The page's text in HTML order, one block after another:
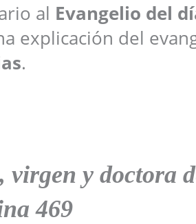
al Evangelio del
explicación del
.
virgen y doctora
469